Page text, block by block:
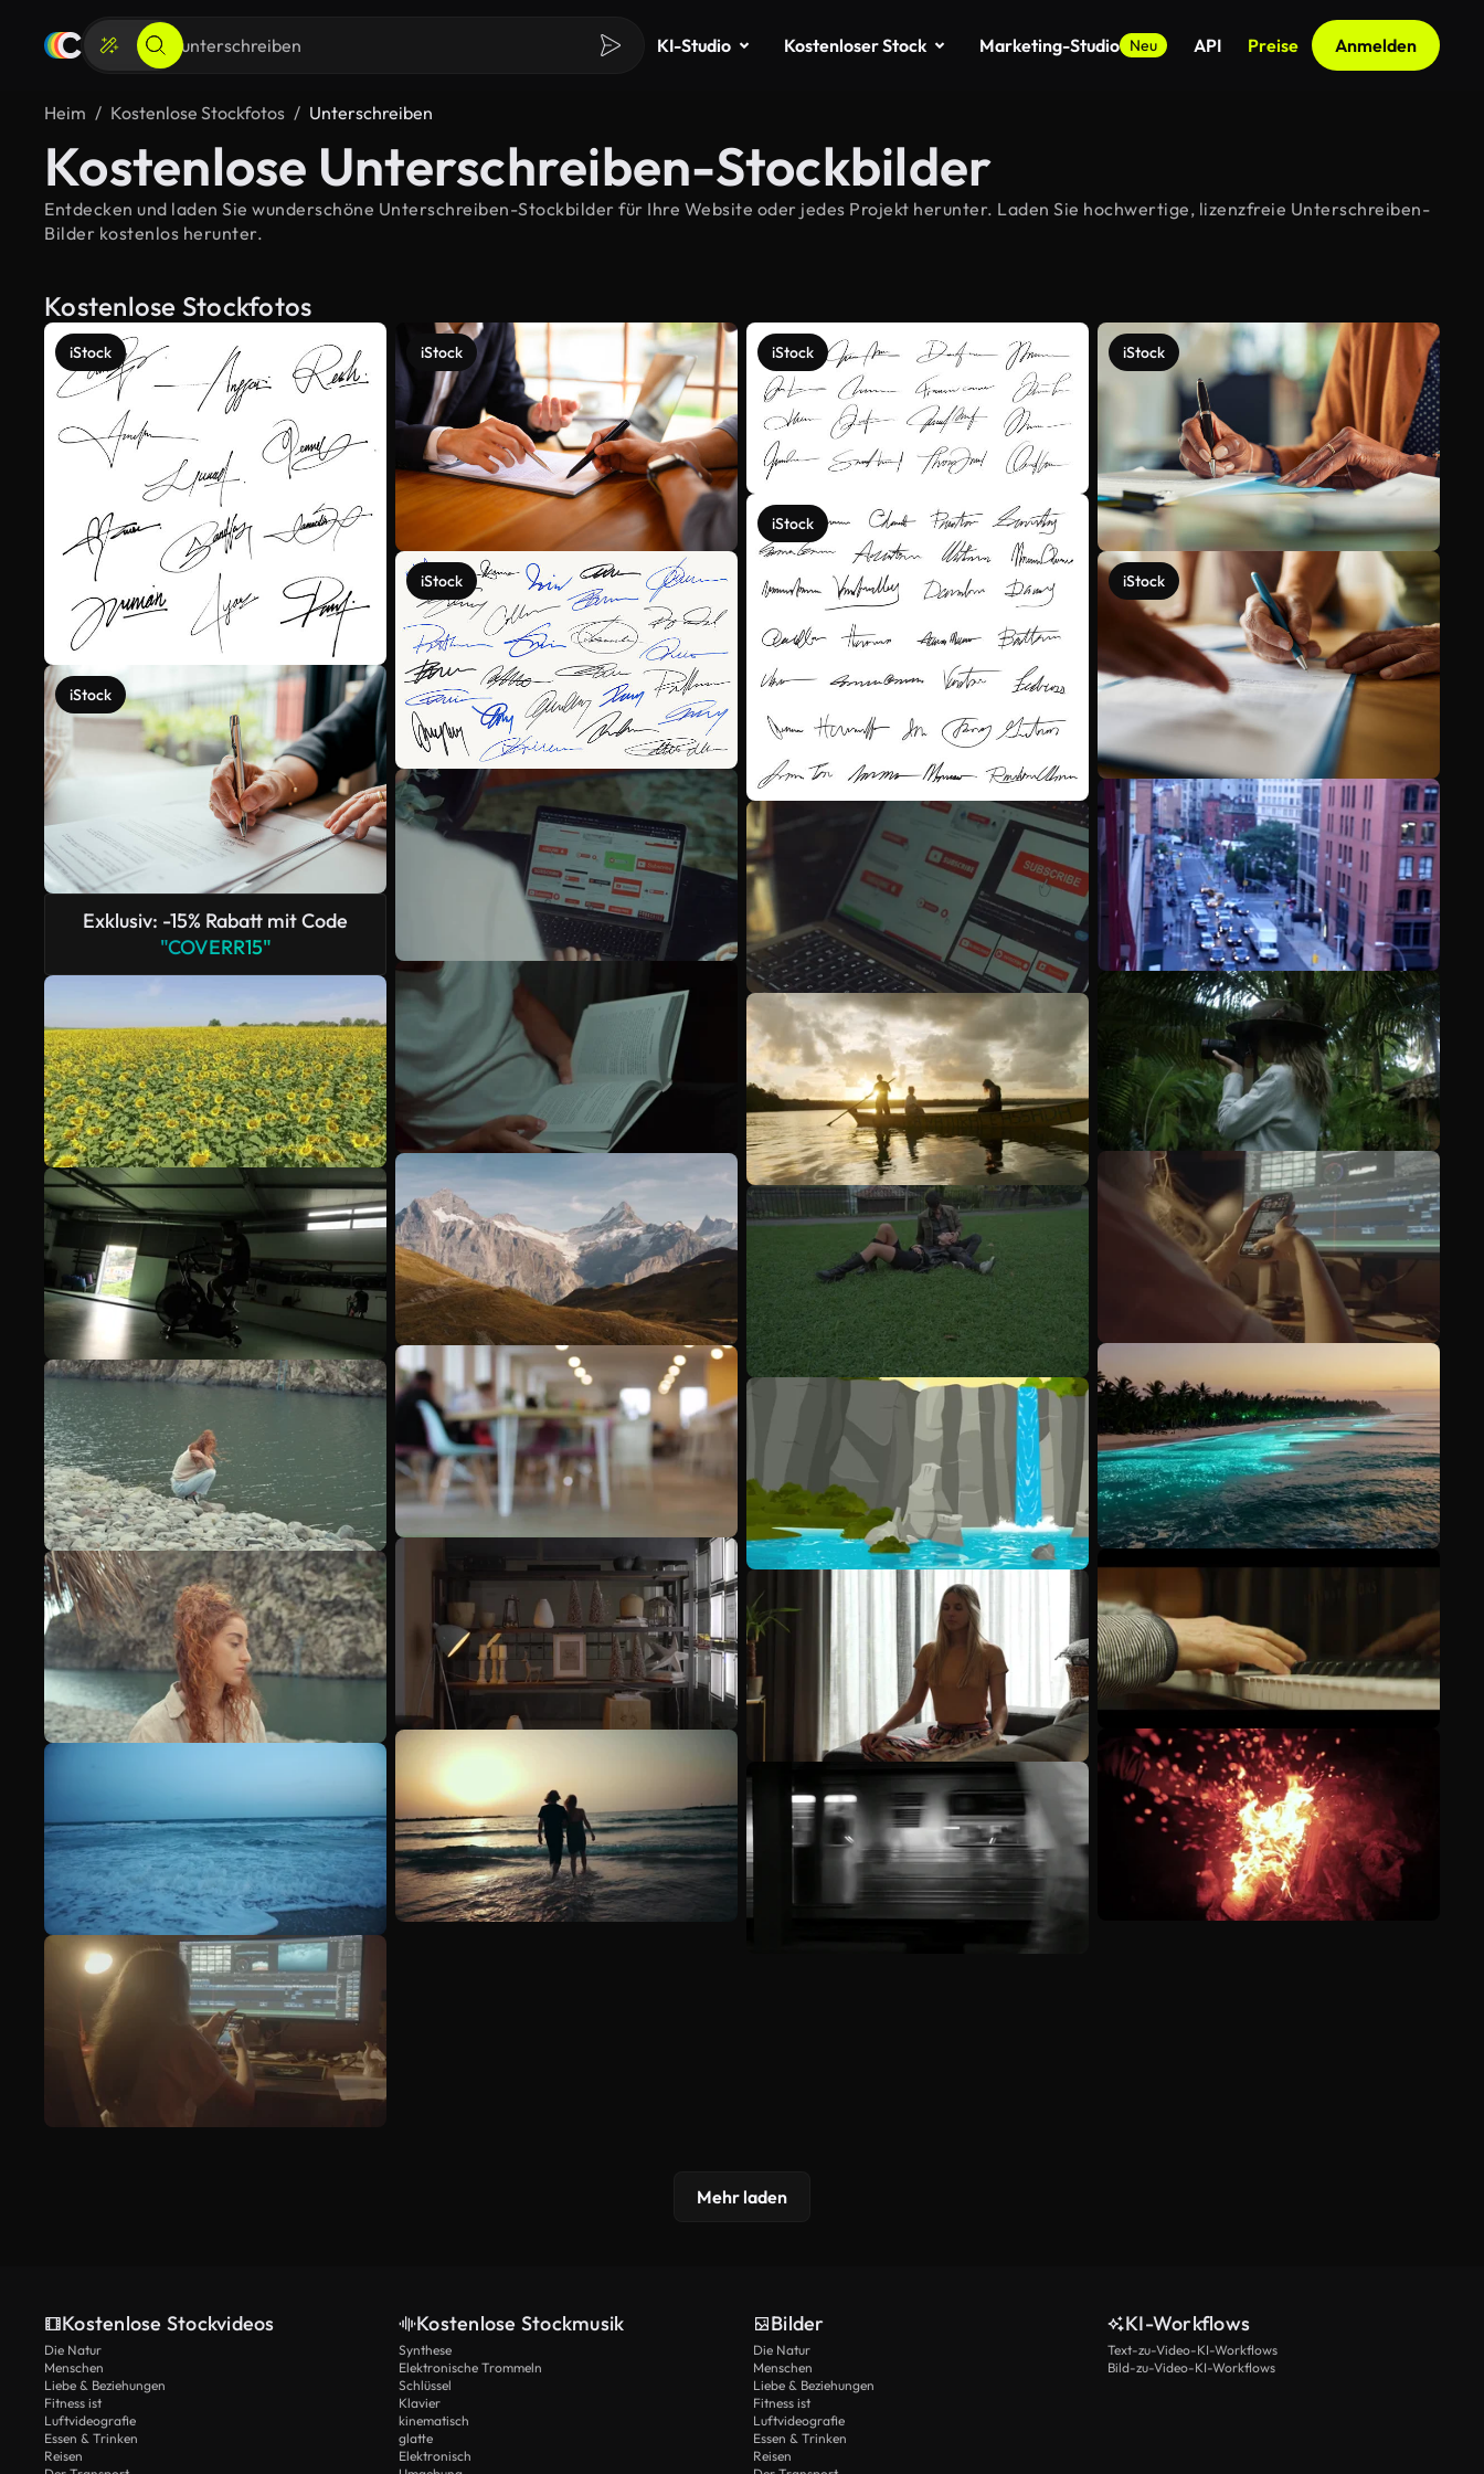
KI-Studio Kostenloser Stock Marketing-Studio Neu API Preise Anmelden
Heim Kostenlose Stockfotos Unterschreiben
Kostenlose Unterschreiben-Stockbilder
Entdecken und laden Sie wunderschöne Unterschreiben-Stockbilder für Ihre Website oder jedes Projekt herunter. Laden Sie hochwertige, lizenzfreie Unterschreiben-
Bilder kostenlos herunter.
Kostenlose Stockfotos
iStock
iStock
Exklusiv: -15% Rabatt mit Code
"COVERR15"
iStock
iStock
iStock
iStock
iStock
iStock
Mehr anzeigen
Mehr laden
Kostenlose Stockvideos
Die Natur
Menschen
Liebe & Beziehungen
Fitness ist
Luftvideografie
Essen & Trinken
Reisen
Kostenlose Stockmusik
Synthese
Elektronische Trommeln
Schlüssel
Klavier
kinematisch
glatte
Elektronisch
Bilder
Die Natur
Menschen
Liebe & Beziehungen
Fitness ist
Luftvideografie
Essen & Trinken
Reisen
KI-Workflows
Text-zu-Video-KI-Workflows
Bild-zu-Video-KI-Workflows